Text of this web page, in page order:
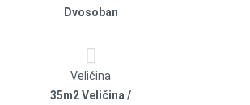
Dvosoban
Veličina
35m2 Veličina /